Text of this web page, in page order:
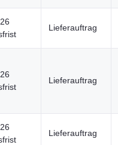
Lieferauftrag
Lieferauftrag
Lieferauftrag